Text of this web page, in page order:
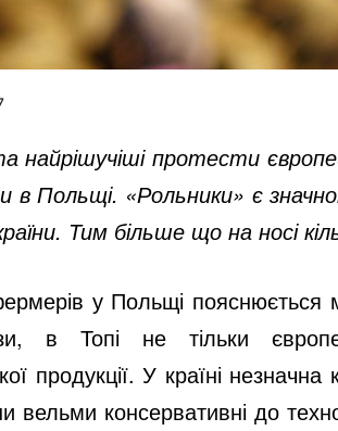
протести
в Польщі. «Рольники» є
Тим більше що на носі
у Польщі
в Топі не тільки
продукції. У країні
вельми консервативні до